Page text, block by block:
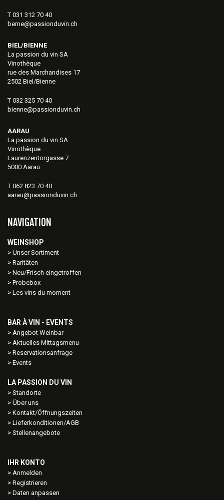
T 031 312 70 40
berne@passionduvin.ch
BIEL/BIENNE
La passion du vin SA
Vinothèque
rue des Marchandises 17
2502 Biel/Bienne
T 032 325 70 40
bienne@passionduvin.ch
AARAU
La passion du vin SA
Vinothèque
Laurenzentorgasse 7
5000 Aarau
T 062 823 70 40
aarau@passionduvin.ch
NAVIGATION
WEINSHOP
Unser Sortiment
Raritäten
Neu/Frisch eingetroffen
Probebox
Les vins du moment
BAR À VIN - EVENTS
Angebot Weinbar
Aktuelles Mittagsmenu
Reservationsanfrage
Events
LA PASSION DU VIN
Standorte
Über uns
Kontakt/Öffnungszeiten
Lieferkonditionen/AGB
Stellenangebote
IHR KONTO
Anmelden
Registrieren
Daten anpassen